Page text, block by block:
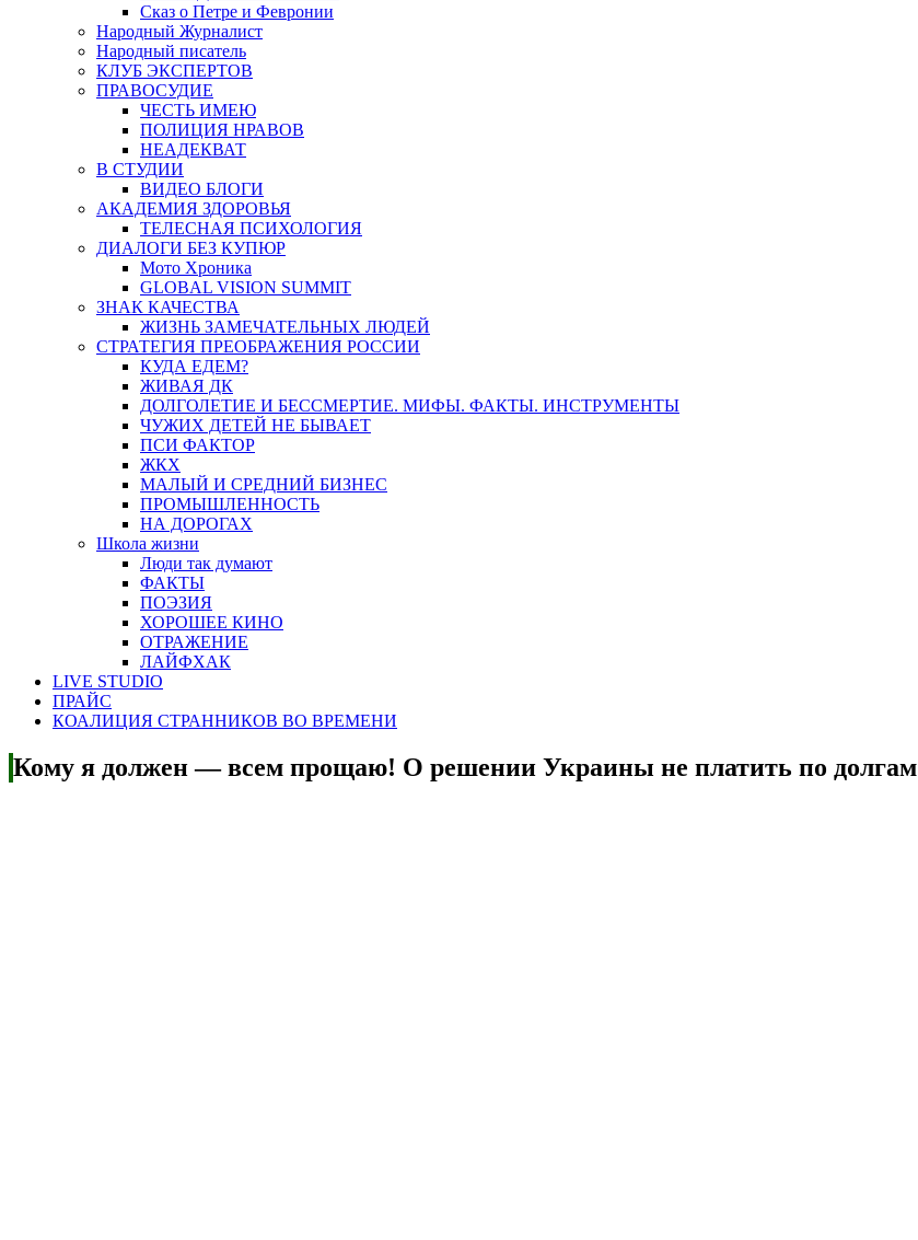
Сказ о Петре и Февронии
Народный Журналист
Народный писатель
КЛУБ ЭКСПЕРТОВ
ПРАВОСУДИЕ
ЧЕСТЬ ИМЕЮ
ПОЛИЦИЯ НРАВОВ
НЕАДЕКВАТ
В СТУДИИ
ВИДЕО БЛОГИ
АКАДЕМИЯ ЗДОРОВЬЯ
ТЕЛЕСНАЯ ПСИХОЛОГИЯ
ДИАЛОГИ БЕЗ КУПЮР
Мото Хроника
GLOBAL VISION SUMMIT
ЗНАК КАЧЕСТВА
ЖИЗНЬ ЗАМЕЧАТЕЛЬНЫХ ЛЮДЕЙ
СТРАТЕГИЯ ПРЕОБРАЖЕНИЯ РОССИИ
КУДА ЕДЕМ?
ЖИВАЯ ДК
ДОЛГОЛЕТИЕ И БЕССМЕРТИЕ. МИФЫ. ФАКТЫ. ИНСТРУМЕНТЫ
ЧУЖИХ ДЕТЕЙ НЕ БЫВАЕТ
ПСИ ФАКТОР
ЖКХ
МАЛЫЙ И СРЕДНИЙ БИЗНЕС
ПРОМЫШЛЕННОСТЬ
НА ДОРОГАХ
Школа жизни
Люди так думают
ФАКТЫ
ПОЭЗИЯ
ХОРОШЕЕ КИНО
ОТРАЖЕНИЕ
ЛАЙФХАК
LIVE STUDIO
ПРАЙС
КОАЛИЦИЯ СТРАННИКОВ ВО ВРЕМЕНИ
Кому я должен — всем прощаю! О решении Украины не платить по долгам